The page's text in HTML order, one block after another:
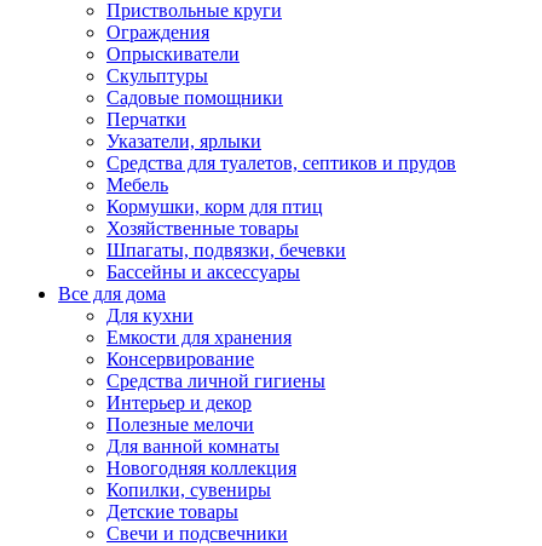
Приствольные круги
Ограждения
Опрыскиватели
Скульптуры
Садовые помощники
Перчатки
Указатели, ярлыки
Средства для туалетов, септиков и прудов
Мебель
Кормушки, корм для птиц
Хозяйственные товары
Шпагаты, подвязки, бечевки
Бассейны и аксессуары
Все для дома
Для кухни
Емкости для хранения
Консервирование
Средства личной гигиены
Интерьер и декор
Полезные мелочи
Для ванной комнаты
Новогодняя коллекция
Копилки, сувениры
Детские товары
Свечи и подсвечники